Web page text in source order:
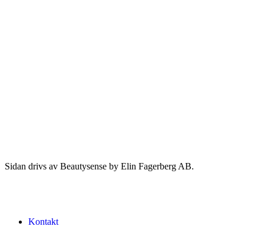
Sidan drivs av Beautysense by Elin Fagerberg AB.
Kontakt